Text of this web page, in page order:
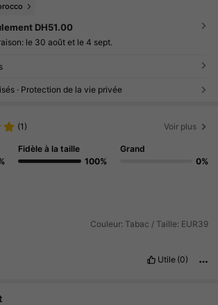
DH51.00
le 30 août et le 4 sept.
· Protection de la vie privée
(1) Voir plus
Fidèle à la taille
100%
Grand
0%
Couleur: Tabac / Taille: EUR39
Utile (0)